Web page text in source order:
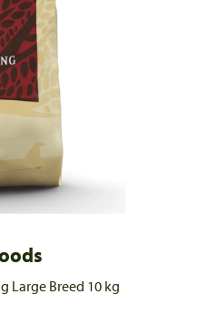
Large Breed 10 kg